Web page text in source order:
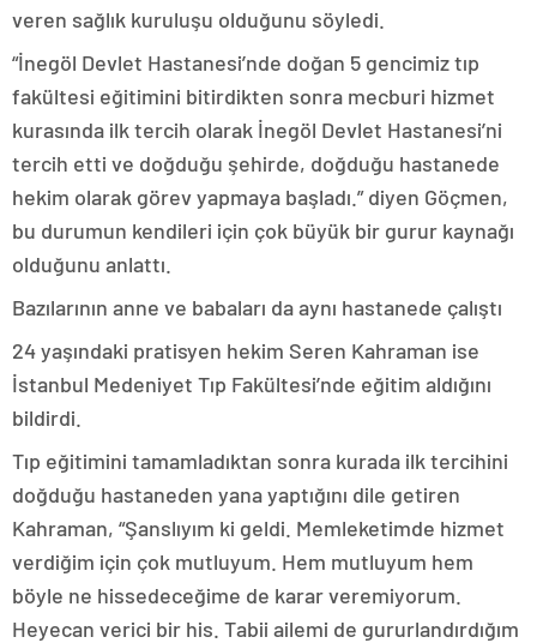
veren sağlık kuruluşu olduğunu söyledi.
“İnegöl Devlet Hastanesi’nde doğan 5 gencimiz tıp
fakültesi eğitimini bitirdikten sonra mecburi hizmet
kurasında ilk tercih olarak İnegöl Devlet Hastanesi’ni
tercih etti ve doğduğu şehirde, doğduğu hastanede
hekim olarak görev yapmaya başladı.” diyen Göçmen,
bu durumun kendileri için çok büyük bir gurur kaynağı
olduğunu anlattı.
Bazılarının anne ve babaları da aynı hastanede çalıştı
24 yaşındaki pratisyen hekim Seren Kahraman ise
İstanbul Medeniyet Tıp Fakültesi’nde eğitim aldığını
bildirdi.
Tıp eğitimini tamamladıktan sonra kurada ilk tercihini
doğduğu hastaneden yana yaptığını dile getiren
Kahraman, “Şanslıyım ki geldi. Memleketimde hizmet
verdiğim için çok mutluyum. Hem mutluyum hem
böyle ne hissedeceğime de karar veremiyorum.
Heyecan verici bir his. Tabii ailemi de gururlandırdığım